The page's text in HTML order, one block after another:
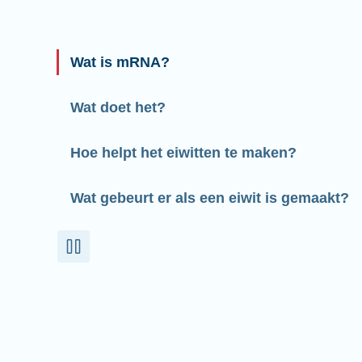
Wat is mRNA?
Wat doet het?
Hoe helpt het eiwitten te maken?
Wat gebeurt er als een eiwit is gemaakt?